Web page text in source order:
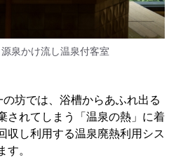
泉かけ流し温泉付客室
坊では、浴槽からあふれ出る
されてしまう「温泉の熱」に着
収し利用する温泉廃熱利用シス
す。